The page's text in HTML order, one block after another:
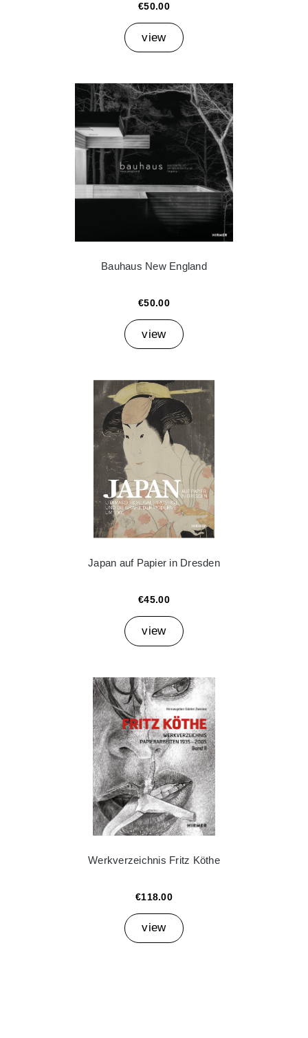
€50.00
view
Bauhaus New England
€50.00
view
Japan auf Papier in Dresden
€45.00
view
Werkverzeichnis Fritz Köthe
€118.00
view